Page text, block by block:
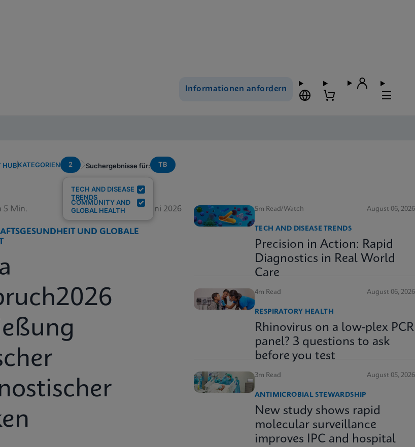
Informationen anfordern
HUBKATEGORIEN 2
TECH AND DISEASE
TRENDS
COMMUNITY AND
GLOBAL HEALTH
Suchergebnisse für: TB
5 Min. 12. Juni 2026
UND GLOBALE
5m Read/Watch August 06, 2026
TECH AND DISEASE TRENDS
Precision in Action: Rapid
Diagnostics in Real World
Care
4m Read August 06, 2026
RESPIRATORY HEALTH
Rhinovirus on a low-plex PCR
panel? 3 questions to ask
before you test
3m Read August 05, 2026
ANTIMICROBIAL STEWARDSHIP
New study shows rapid
molecular surveillance
improves IPC and hospital